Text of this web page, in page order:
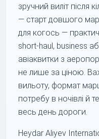
зручний виліт після
— старт довшого
для когось —
short-haul, business
авіаквитки з
не лише за ціною.
вильоту, формат
потребу в ночівлі й
весь день дороги.
Heydar Aliyev